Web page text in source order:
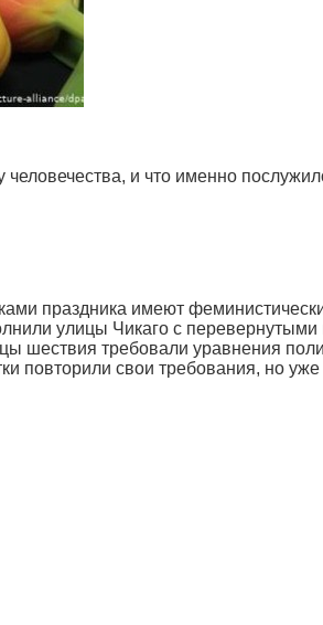
и что именно
праздника имеют
улицы Чикаго с
шествия требовали уравнения
повторили свои требования, но